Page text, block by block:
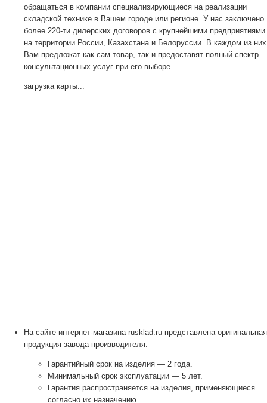
обращаться в компании специализирующиеся на реализации
складской технике в Вашем городе или регионе. У нас заключено
более 220-ти дилерских договоров с крупнейшими предприятиями
на территории России, Казахстана и Белоруссии. В каждом из них
Вам предложат как сам товар, так и предоставят полный спектр
консультационных услуг при его выборе
загрузка карты...
На сайте интернет-магазина rusklad.ru представлена оригинальная
продукция завода производителя.
Гарантийный срок на изделия — 2 года.
Минимальный срок эксплуатации — 5 лет.
Гарантия распространяется на изделия, применяющиеся
согласно их назначению.